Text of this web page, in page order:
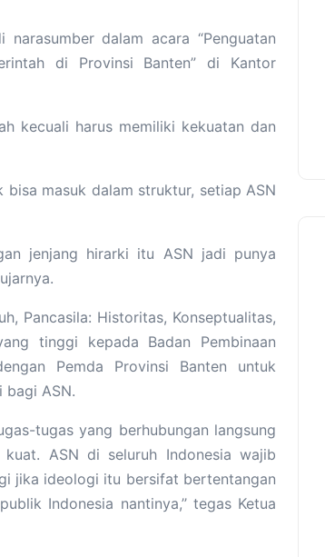
dalam acara “Penguatan
di Provinsi Banten” di Kantor
kecuali harus memiliki kekuatan dan
masuk dalam struktur, setiap ASN
jenjang hirarki itu ASN jadi punya
Pancasila: Historitas, Konseptualitas,
tinggi kepada Badan Pembinaan
Pemda Provinsi Banten untuk
bagi ASN.
tugas yang berhubungan langsung
ASN di seluruh Indonesia wajib
jika ideologi itu bersifat bertentangan
Indonesia nantinya,’’ tegas Ketua